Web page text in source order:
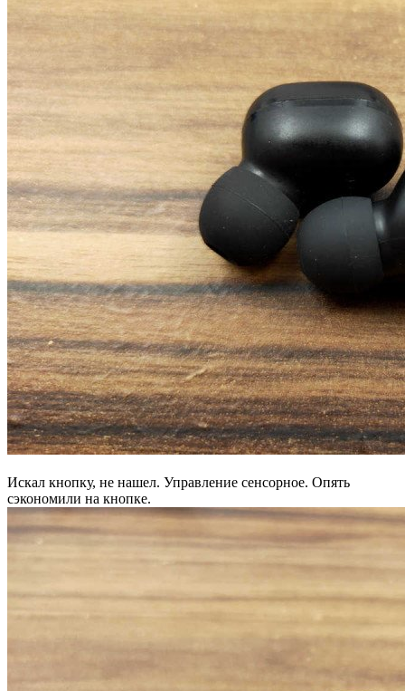
Искал кнопку, не нашел. Управление сенсорное. Опять
сэкономили на кнопке.